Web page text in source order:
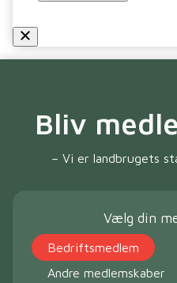
Bliv
– Vi er landbrugets
Vælg din
Bedriftsmedlem
Andre medlemskaber